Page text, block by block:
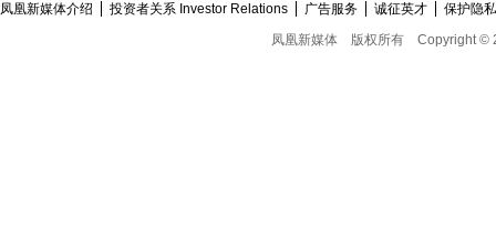
凤凰新媒体介绍 投资者关系 Investor Relations 广告服务 诚征英才
保护隐
凤凰新媒体
版权所有 Copyright ©